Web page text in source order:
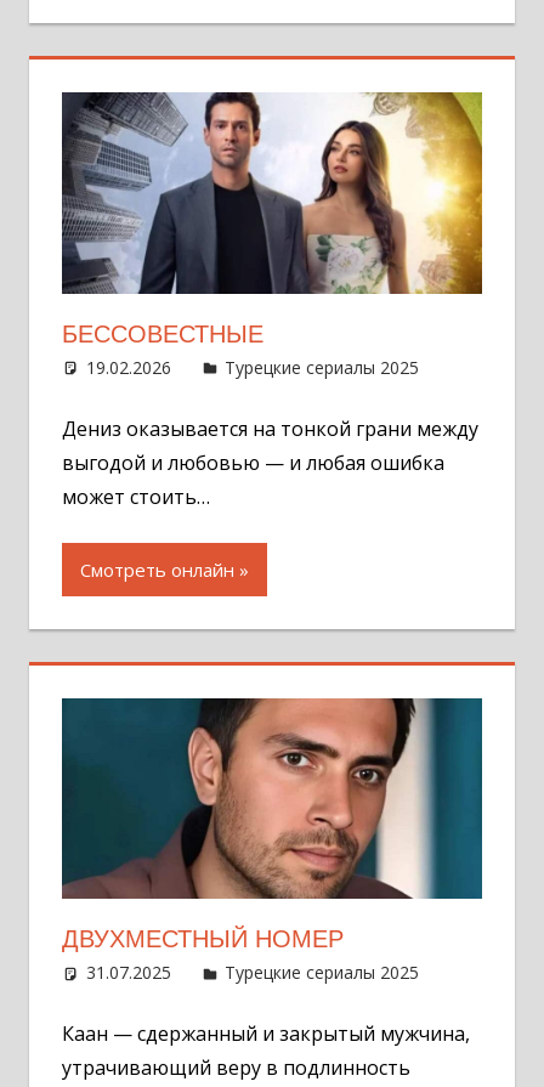
БЕССОВЕСТНЫЕ
19.02.2026 Администратор
Турецкие сериалы 2025
Дениз оказывается на тонкой грани между
выгодой и любовью — и любая ошибка
может стоить…
Смотреть онлайн
ДВУХМЕСТНЫЙ НОМЕР
31.07.2025 Администратор
Турецкие сериалы 2025
Каан — сдержанный и закрытый мужчина,
утрачивающий веру в подлинность